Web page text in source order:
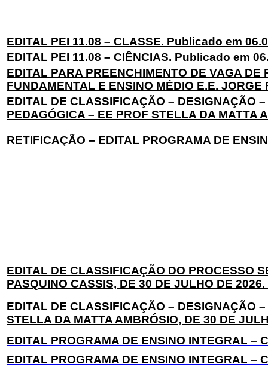
EDITAL PEI 11.08 – CLASSE. Publicado em
EDITAL PEI 11.08 – CIÊNCIAS. Publicado em
EDITAL PARA PREENCHIMENTO DE VAGA
FUNDAMENTAL E ENSINO MÉDIO E.E.
EDITAL DE CLASSIFICAÇÃO – DESIGNAÇÃO
PEDAGÓGICA – EE PROF STELLA DA MATTA
RETIFICAÇÃO – EDITAL PROGRAMA DE
EDITAL DE CLASSIFICAÇÃO DO PROCESSO
PASQUINO CASSIS, DE 30 DE JULHO DE
EDITAL DE CLASSIFICAÇÃO – DESIGNAÇÃO
STELLA DA MATTA AMBRÓSIO, DE 30 DE
EDITAL PROGRAMA DE ENSINO INTEGRAL –
EDITAL PROGRAMA DE ENSINO INTEGRAL –